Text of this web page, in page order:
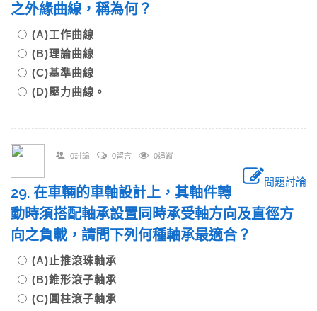
之外緣曲線，稱為何？
(A)工作曲線
(B)理論曲線
(C)基準曲線
(D)壓力曲線。
0討論 0留言 0追蹤
問題討論
29. 在車輛的車軸設計上，其軸件轉
動時須搭配軸承設置同時承受軸方向及直徑方
向之負載，請問下列何種軸承最適合？
(A)止推滾珠軸承
(B)錐形滾子軸承
(C)圓柱滾子軸承